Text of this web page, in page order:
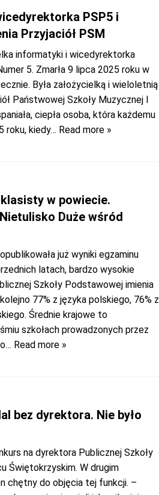
PSP5 i
Przyjaciół PSM
informatyki i wicedyrektorka
5. Zmarła 9 lipca 2025 roku w
Była założycielką i wieloletnią
Państwowej Szkoły Muzycznej I
ciepła osoba, która każdemu
roku, kiedy… Read more »
w powiecie.
Duże wśród
już wyniki egzaminu
latach, bardzo wysokie
Szkoły Podstawowej imienia
77% z języka polskiego, 76% z
Średnie krajowe to
szkołach prowadzonych przez
… Read more »
bez dyrektora. Nie było
na dyrektora Publicznej Szkoły
Świętokrzyskim. W drugim
chętny do objęcia tej funkcji. –